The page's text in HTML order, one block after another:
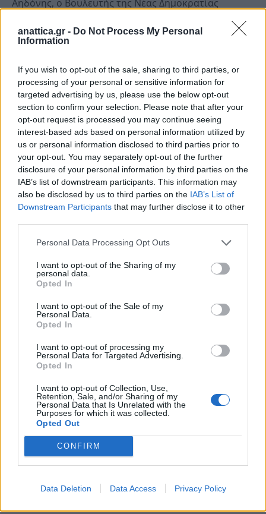
anattica.gr - Do Not Process My Personal
Information
If you wish to opt-out of the sale, sharing to third parties, or
processing of your personal or sensitive information for
targeted advertising by us, please use the below opt-out
section to confirm your selection. Please note that after your
opt-out request is processed you may continue seeing
interest-based ads based on personal information utilized by
us or personal information disclosed to third parties prior to
your opt-out. You may separately opt-out of the further
disclosure of your personal information by third parties on the
IAB’s list of downstream participants. This information may
also be disclosed by us to third parties on the IAB’s List of
Downstream Participants that may further disclose it to other
Personal Data Processing Opt Outs
I want to opt-out of the Sharing of my
personal data.
Opted In
I want to opt-out of the Sale of my
Personal Data.
Opted In
I want to opt-out of processing my
Personal Data for Targeted Advertising.
Opted In
I want to opt-out of Collection, Use,
Retention, Sale, and/or Sharing of my
Personal Data that Is Unrelated with the
Purposes for which it was collected.
Opted Out
CONFIRM
Data Deletion Data Access Privacy Policy
Αηδόνης, ο Βουλευτής της Νέας Δημοκρατίας
Αντιπρόεδρος του Δημοτικού Συμβουλίου, κ.
Οικονομικών, Τεχνικών Υπηρεσιών και προμηθειών,
Δημοσίων και Διεθνών Σχέσεων και Ψηφιακής
Πολιτικής, κ. Τριαντάφυλλος Κουτσικούρης, ο
Πρόεδρος της Δ.Ε Ανθούσας, κ. Νίκος Μιγλάκης, ο
Εντεταλμένος Σύμβουλος Πράσινης Οικονομίας και
Ανακύκλωσης, κ. Κώστας Στρίκος, ο Εντεταλμένος
Σύμβουλος Εθελοντισμού, κ Αριστείδης Τουρκάκης
και εκπρόσωποι τοπικών φορέων.
Ακολούθησε η λιτανεία της ιεράς εικόνας στους
δρόμους της Ανθούσας, με τη συνοδεία της
Φιλαρμονικής του Δήμου Παλλήνης και πλήθους
κορυφώθηκαν την Κυριακή 13 Ιουλίου με την τέλεση
της Πανηγυρικής Θείας Λειτουργίας στον ίδιο Ιερό
Ναό, με τη συμμετοχή πλήθους προσκυνητών, οι
οποίοι προσήλθαν να τιμήσουν τη μνήμη της Οσίας